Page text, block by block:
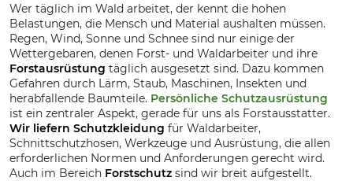
Wer täglich im Wald arbeitet, der kennt die hohen
Belastungen, die Mensch und Material aushalten müssen.
Regen, Wind, Sonne und Schnee sind nur einige der
Wettergebaren, denen Forst- und Waldarbeiter und ihre
Forstausrüstung täglich ausgesetzt sind. Dazu kommen
Gefahren durch Lärm, Staub, Maschinen, Insekten und
herabfallende Baumteile. Persönliche Schutzausrüstung
ist ein zentraler Aspekt, gerade für uns als Forstausstatter.
Wir liefern Schutzkleidung für Waldarbeiter,
Schnittschutzhosen, Werkzeuge und Ausrüstung, die allen
erforderlichen Normen und Anforderungen gerecht wird.
Auch im Bereich Forstschutz sind wir breit aufgestellt.